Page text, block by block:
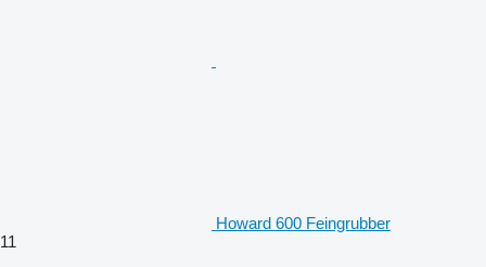
Howard 600 Feingrubber
11